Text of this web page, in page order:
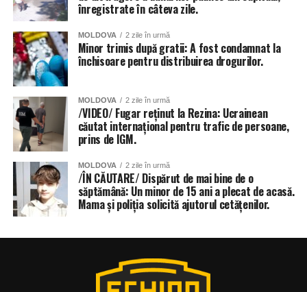
înregistrate în câteva zile.
MOLDOVA 2 zile în urmă
Minor trimis după gratii: A fost condamnat la
închisoare pentru distribuirea drogurilor.
MOLDOVA 2 zile în urmă
/VIDEO/ Fugar reținut la Rezina: Ucrainean
căutat internațional pentru trafic de persoane,
prins de IGM.
MOLDOVA 2 zile în urmă
/ÎN CĂUTARE/ Dispărut de mai bine de o
săptămână: Un minor de 15 ani a plecat de acasă.
Mama și poliția solicită ajutorul cetățenilor.